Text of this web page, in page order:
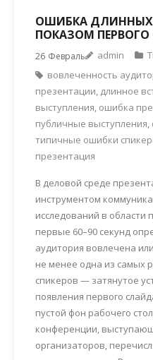
ОШИБКА ДЛИННЫХ
ПОКАЗОМ
26 Февраль admin
вовлеченность
презентации длинное
выступления ошибка
публичные выступления
типичные ошибки
презентация
В деловой среде
инструментом
исследований в области
первые 60–90 секунд
аудитория вовлечена
не менее одна из самых
спикеров — затянутое
появления первого
пустой фон рабочего
конференции,
организаторов,